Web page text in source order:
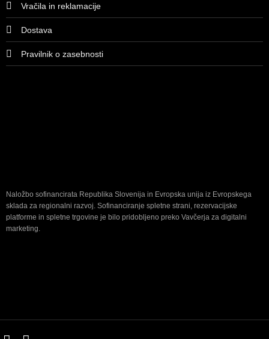
Vračila in reklamacije
Dostava
Pravilnik o zasebnosti
Naložbo sofinancirata Republika Slovenija in Evropska unija iz Evropskega
sklada za regionalni razvoj. Sofinanciranje spletne strani, rezervacijske
platforme in spletne trgovine je bilo pridobljeno preko Vavčerja za digitalni
marketing.